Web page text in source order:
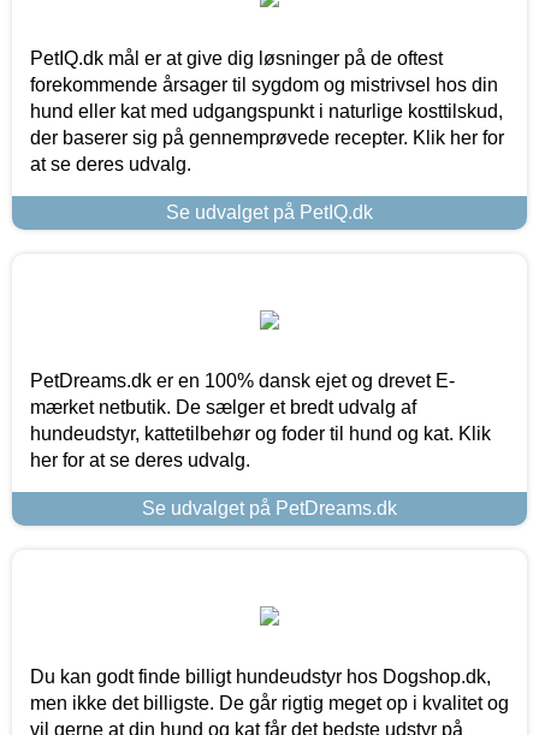
PetIQ.dk mål er at give dig løsninger på de oftest
forekommende årsager til sygdom og mistrivsel hos din
hund eller kat med udgangspunkt i naturlige kosttilskud,
der baserer sig på gennemprøvede recepter. Klik her for
at se deres udvalg.
Se udvalget på PetIQ.dk
PetDreams.dk er en 100% dansk ejet og drevet E-
mærket netbutik. De sælger et bredt udvalg af
hundeudstyr, kattetilbehør og foder til hund og kat. Klik
her for at se deres udvalg.
Se udvalget på PetDreams.dk
Du kan godt finde billigt hundeudstyr hos Dogshop.dk,
men ikke det billigste. De går rigtig meget op i kvalitet og
vil gerne at din hund og kat får det bedste udstyr på